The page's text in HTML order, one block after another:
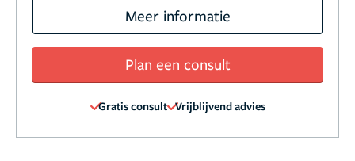
Meer informatie
Plan een consult
Gratis consult Vrijblijvend advies